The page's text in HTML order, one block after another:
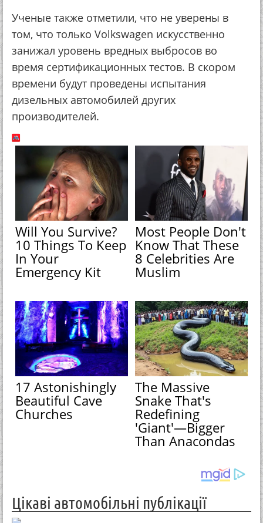
Ученые также отметили, что не уверены в
том, что только Volkswagen искусственно
занижал уровень вредных выбросов во
время сертификационных тестов. В скором
времени будут проведены испытания
дизельных автомобилей других
производителей.
Will You Survive?
10 Things To Keep
In Your
Emergency Kit
Most People Don't
Know That These
8 Celebrities Are
Muslim
17 Astonishingly
Beautiful Cave
Churches
The Massive
Snake That's
Redefining
'Giant'—Bigger
Than Anacondas
Цікаві автомобільні публікації